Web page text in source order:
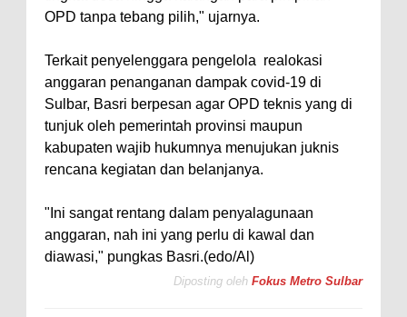
OPD tanpa tebang pilih," ujarnya.
Terkait penyelenggara pengelola realokasi
anggaran penanganan dampak covid-19 di
Sulbar, Basri berpesan agar OPD teknis yang di
tunjuk oleh pemerintah provinsi maupun
kabupaten wajib hukumnya menujukan juknis
rencana kegiatan dan belanjanya.
"Ini sangat rentang dalam penyalagunaan
anggaran, nah ini yang perlu di kawal dan
diawasi," pungkas Basri.(edo/Al)
Diposting oleh Fokus Metro Sulbar